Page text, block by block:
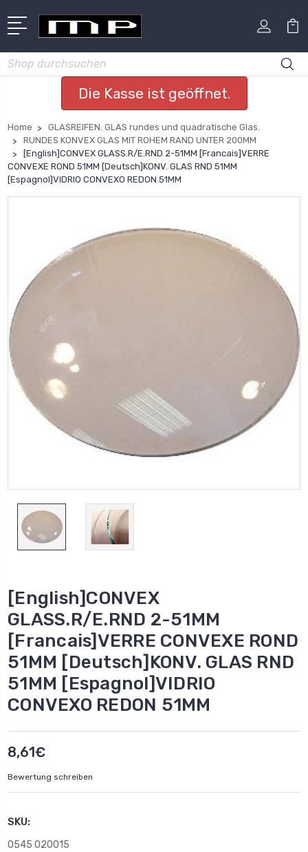
Suchen
Die Kasse ist geöffnet.
Home
GLASREIFEN. GLAS rundes und quadratische Glas.
RUNDES KONVEX GLAS MIT ROHEM RAND UNTER 200MM
[English]CONVEX GLASS.R/E.RND 2-51MM [Francais]VERRE
CONVEXE ROND 51MM [Deutsch]KONV. GLAS RND 51MM
[Espagnol]VIDRIO CONVEXO REDON 51MM
[English]CONVEX
GLASS.R/E.RND 2-51MM
[Francais]VERRE CONVEXE ROND
51MM [Deutsch]KONV. GLAS RND
51MM [Espagnol]VIDRIO
CONVEXO REDON 51MM
8,61€
Bewertung schreiben
SKU:
0545 020015